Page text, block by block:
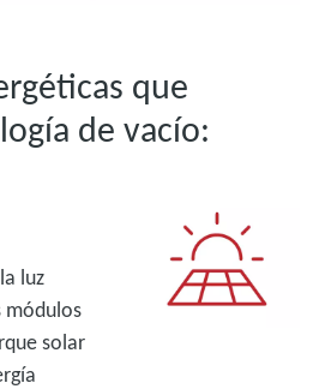
que
de vacío:
luz
módulos
solar